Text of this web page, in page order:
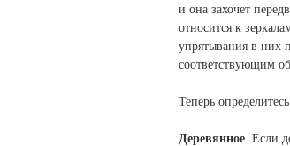
и она захочет
относится к
упрятывания в них
соответствующим
Теперь
Деревянное . Если